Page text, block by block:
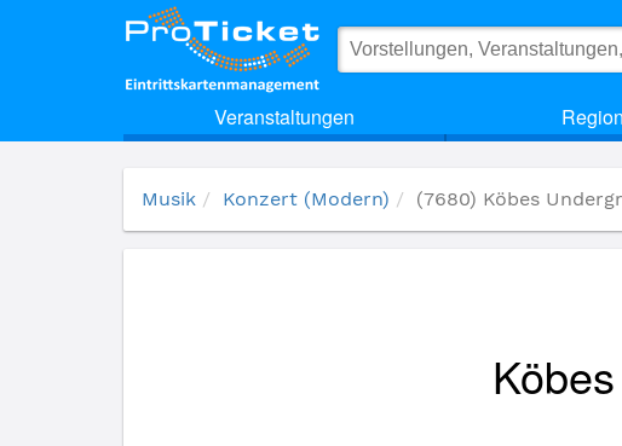
Veranstaltungen
(7680) Köbes Underground - Einzelkarte
Musik Konzert (Modern) (7680) Köbes